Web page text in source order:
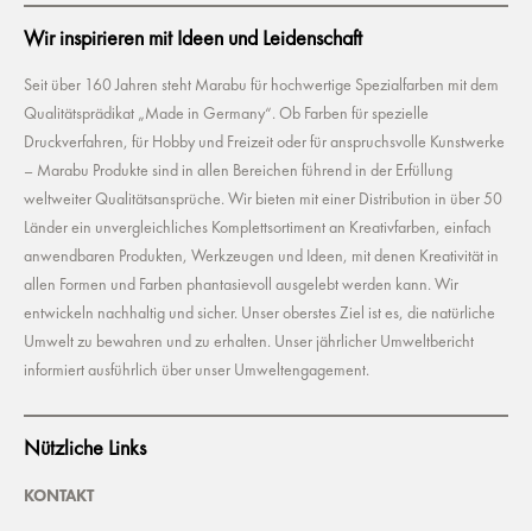
Wir inspirieren mit Ideen und Leidenschaft
Seit über 160 Jahren steht Marabu für hochwertige Spezialfarben mit dem
Qualitätsprädikat „Made in Germany“. Ob Farben für spezielle
Druckverfahren, für Hobby und Freizeit oder für anspruchsvolle Kunstwerke
– Marabu Produkte sind in allen Bereichen führend in der Erfüllung
weltweiter Qualitätsansprüche. Wir bieten mit einer Distribution in über 50
Länder ein unvergleichliches Komplettsortiment an Kreativfarben, einfach
anwendbaren Produkten, Werkzeugen und Ideen, mit denen Kreativität in
allen Formen und Farben phantasievoll ausgelebt werden kann. Wir
entwickeln nachhaltig und sicher. Unser oberstes Ziel ist es, die natürliche
Umwelt zu bewahren und zu erhalten. Unser jährlicher Umweltbericht
informiert ausführlich über unser Umweltengagement.
Nützliche Links
KONTAKT